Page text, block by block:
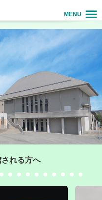
MENU
れる方へ